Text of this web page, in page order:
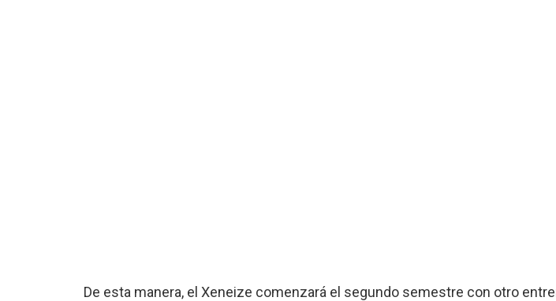
De esta manera, el Xeneize comenzará el segundo semestre con otro